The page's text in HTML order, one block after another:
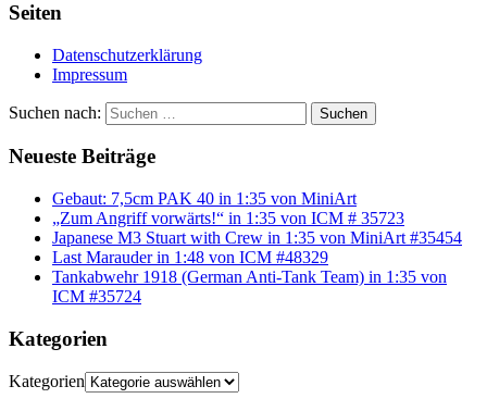
Seiten
Datenschutzerklärung
Impressum
Suchen nach: Suchen
Neueste Beiträge
Gebaut: 7,5cm PAK 40 in 1:35 von MiniArt
„Zum Angriff vorwärts!“ in 1:35 von ICM # 35723
Japanese M3 Stuart with Crew in 1:35 von MiniArt #35454
Last Marauder in 1:48 von ICM #48329
Tankabwehr 1918 (German Anti-Tank Team) in 1:35 von
ICM #35724
Kategorien
Kategorien